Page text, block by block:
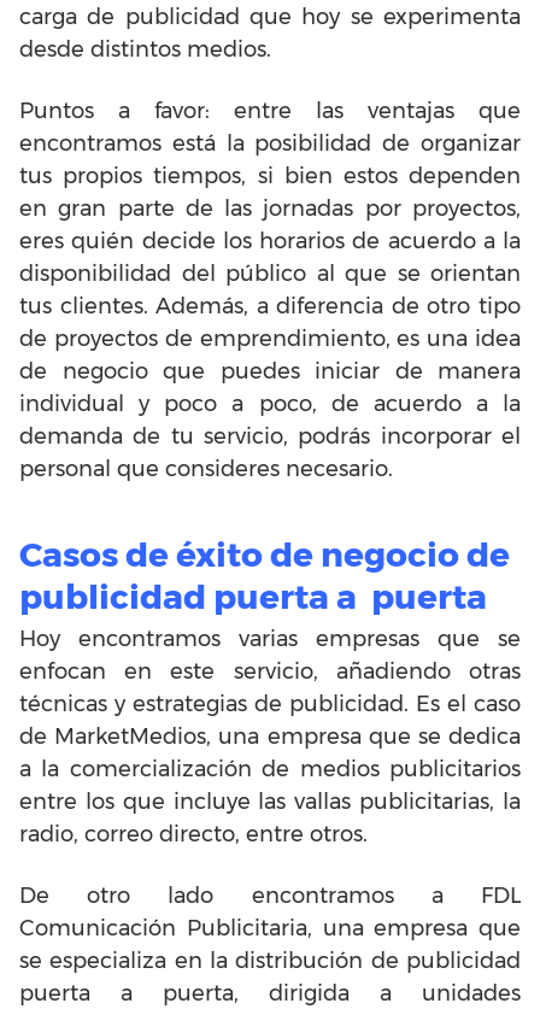
carga de publicidad que hoy se experimenta
desde distintos medios.
Puntos a favor: entre las ventajas que
encontramos está la posibilidad de organizar
tus propios tiempos, si bien estos dependen
en gran parte de las jornadas por proyectos,
eres quién decide los horarios de acuerdo a la
disponibilidad del público al que se orientan
tus clientes. Además, a diferencia de otro tipo
de proyectos de emprendimiento, es una idea
de negocio que puedes iniciar de manera
individual y poco a poco, de acuerdo a la
demanda de tu servicio, podrás incorporar el
personal que consideres necesario.
Casos de éxito de negocio de
publicidad puerta a puerta
Hoy encontramos varias empresas que se
enfocan en este servicio, añadiendo otras
técnicas y estrategias de publicidad. Es el caso
de MarketMedios, una empresa que se dedica
a la comercialización de medios publicitarios
entre los que incluye las vallas publicitarias, la
radio, correo directo, entre otros.
De otro lado encontramos a FDL
Comunicación Publicitaria, una empresa que
se especializa en la distribución de publicidad
puerta a puerta, dirigida a unidades